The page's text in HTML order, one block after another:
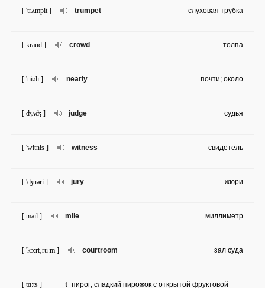
trumpet
[ 'trʌmpit ] слуховая трубка
crowd
[ kraud ] толпа
nearly
[ 'niəli ] почти; около
judge
[ ʤʌʤ ] судья
witness
[ 'witnis ] свидетель
jury
[ 'ʤuəri ] жюри
mile
[ mail ] миллиметр
courtroom
[ 'kɔ:rt‚ru:m ] зал суда
t
[ tɑ:ts ] пирог; сладкий пирожок с открытой фруктовой